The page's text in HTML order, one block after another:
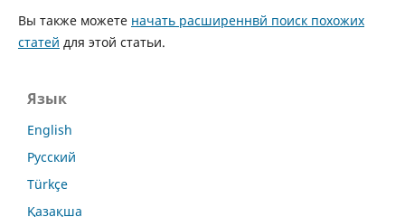
Вы также можете начать расширеннвй поиск похожих
статей для этой статьи.
Язык
English
Русский
Türkçe
Қазақша